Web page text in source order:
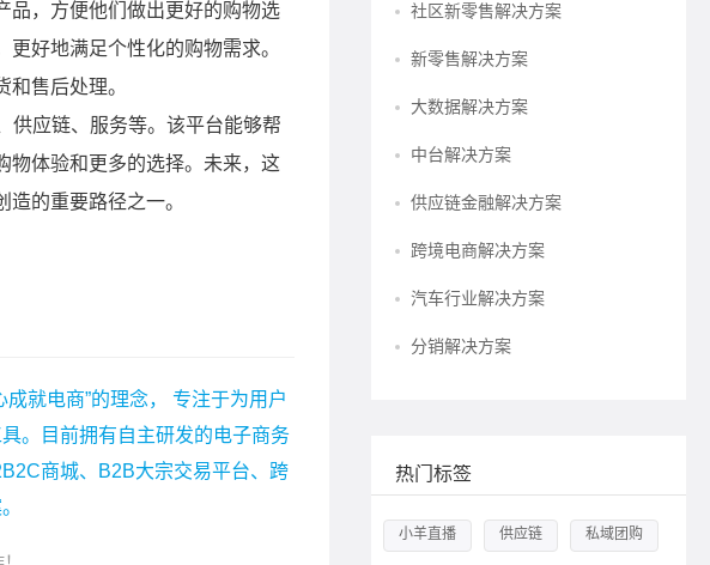
就电商”的理念， 专注于为用户
。目前拥有自主研发的电子商务
商城、B2B大宗交易平台、跨
社区新零售解决方案
新零售解决方案
大数据解决方案
中台解决方案
供应链金融解决方案
跨境电商解决方案
汽车行业解决方案
分销解决方案
热门标签
小羊直播 供应链 私域团购